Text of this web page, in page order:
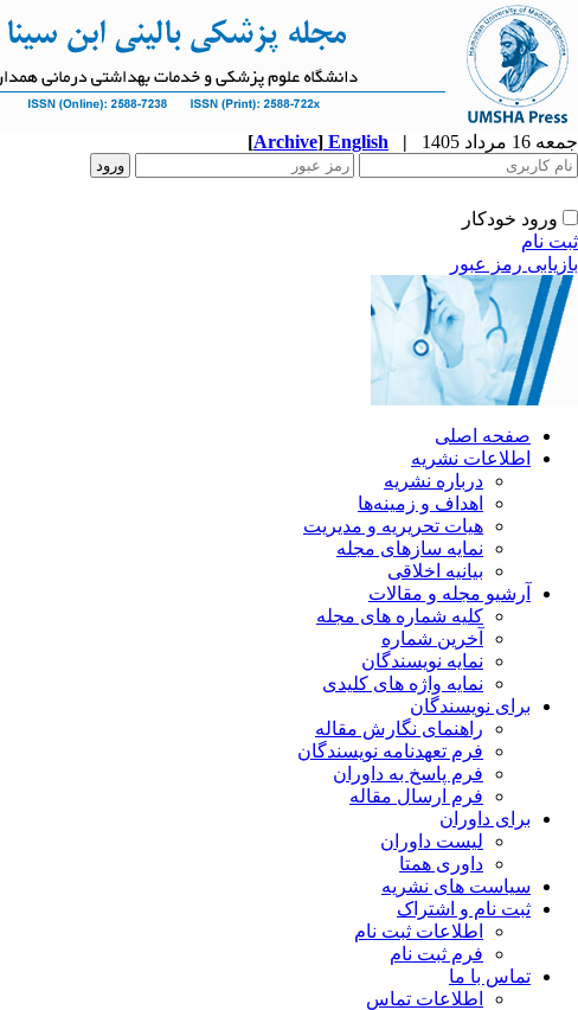
جمعه 16 مرداد 1405 |
English
[Archive]
ورود خودکار
ثبت نام
بازیابی رمز عبور
صفحه اصلی
اطلاعات نشریه
درباره نشریه
اهداف و زمینه‌ها
هیات تحریریه و مدیریت
نمایه سازهای مجله
بیانیه اخلاقی
آرشیو مجله و مقالات
کلیه شماره های مجله
آخرین شماره
نمایه نویسندگان
نمایه واژه های کلیدی
برای نویسندگان
راهنمای نگارش مقاله
فرم تعهدنامه نویسندگان
فرم پاسخ به داوران
فرم ارسال مقاله
برای داوران
لیست داوران
داوری همتا
سیاست های نشریه
ثبت نام و اشتراک
اطلاعات ثبت نام
فرم ثبت نام
تماس با ما
اطلاعات تماس